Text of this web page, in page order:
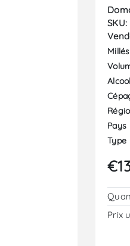
SKU:
Alcool
Pays
Type
Prix